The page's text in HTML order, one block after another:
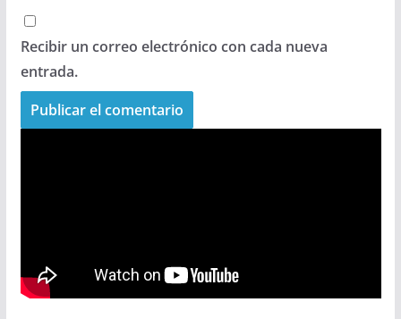
Recibir un correo electrónico con cada nueva
entrada.